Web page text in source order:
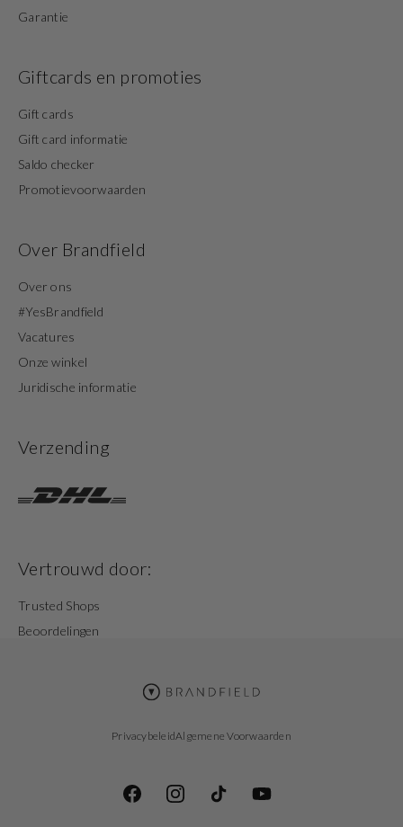
Garantie
Giftcards en promoties
Gift cards
Gift card informatie
Saldo checker
Promotievoorwaarden
Over Brandfield
Over ons
#YesBrandfield
Vacatures
Onze winkel
Juridische informatie
Verzending
Vertrouwd door:
Trusted Shops
Beoordelingen
PrivacybeleidAlgemene Voorwaarden
FacebookInstagramTikTok YouTube